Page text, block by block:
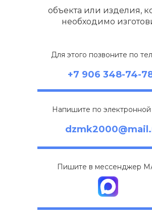
объекта или изделия,
необходимо
Для этого позвоните по
+7 906 348-74-
Напишите по электронной
Пишите в мессенджер